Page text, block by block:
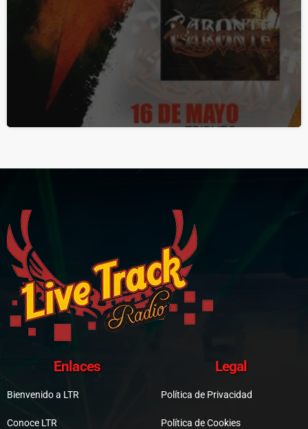
Enlaces
Bienvenido a LTR
Conoce LTR
Legal
Política de Privacidad
Política de Cookies